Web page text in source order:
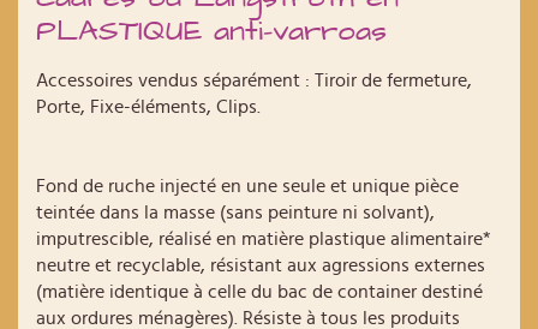
PLASTIQUE anti-varroas
Accessoires vendus séparément : Tiroir de fermeture,
Porte, Fixe-éléments, Clips.
Fond de ruche injecté en une seule et unique pièce
teintée dans la masse (sans peinture ni solvant),
imputrescible, réalisé en matière plastique alimentaire*
neutre et recyclable, résistant aux agressions externes
(matière identique à celle du bac de container destiné
aux ordures ménagères). Résiste à tous les produits